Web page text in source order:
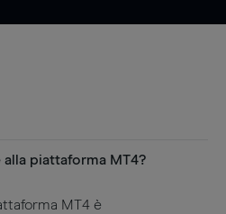
piattaforma MT4?
MT4 è